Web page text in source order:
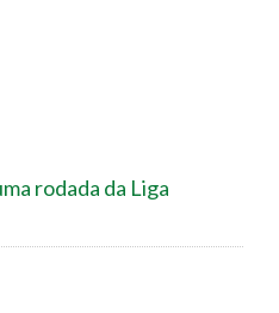
rodada da Liga